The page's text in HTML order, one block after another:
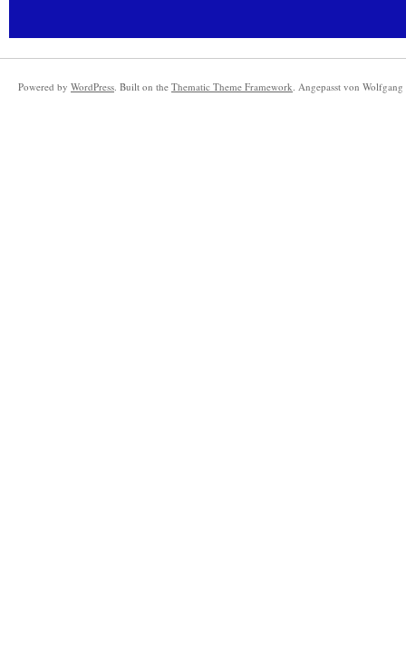
Powered by WordPress. Built on the Thematic Theme Framework. Angepasst von